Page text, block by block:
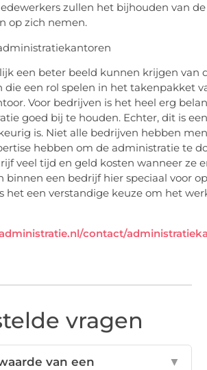
zullen het bijhouden van de
op zich nemen.
een beter beeld kunnen krijgen van
die een rol spelen in het takenpakket
Voor bedrijven is het heel erg
goed bij te houden. Echter, dit is
is. Niet alle bedrijven hebben
hebben om de administratie te
veel tijd en geld kosten wanneer ze
binnen een bedrijf hier speciaal voor
het een verstandige keuze om het
contact/
vragen
van een
▼